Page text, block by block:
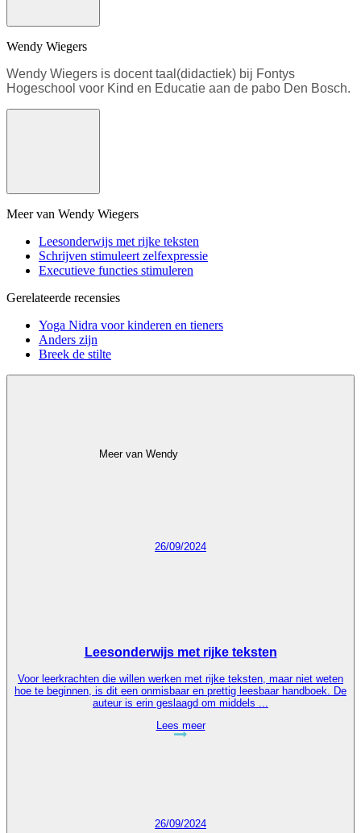
Wendy Wiegers
Wendy Wiegers is docent taal(didactiek) bij Fontys
Hogeschool voor Kind en Educatie aan de pabo Den Bosch.
Meer van Wendy Wiegers
Leesonderwijs met rijke teksten
Schrijven stimuleert zelfexpressie
Executieve functies stimuleren
Gerelateerde recensies
Yoga Nidra voor kinderen en tieners
Anders zijn
Breek de stilte
Meer van Wendy
26/09/2024
Leesonderwijs met rijke teksten
Voor leerkrachten die willen werken met rijke teksten, maar niet weten
hoe te beginnen, is dit een onmisbaar en prettig leesbaar handboek. De
auteur is erin geslaagd om middels ...
Lees meer
26/09/2024